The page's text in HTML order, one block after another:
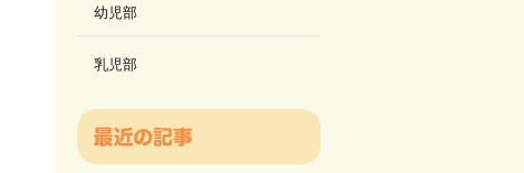
幼児部
乳児部